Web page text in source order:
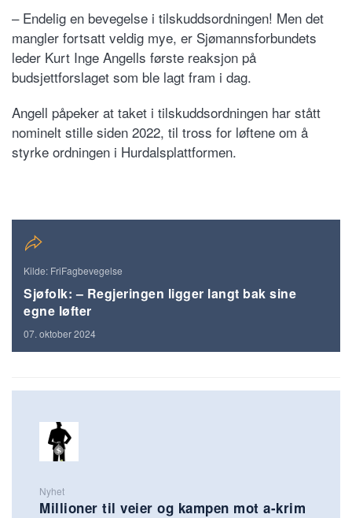
– Endelig en bevegelse i tilskuddsordningen! Men det
mangler fortsatt veldig mye, er Sjømannsforbundets
leder Kurt Inge Angells første reaksjon på
budsjettforslaget som ble lagt fram i dag.
Angell påpeker at taket i tilskuddsordningen har stått
nominelt stille siden 2022, til tross for løftene om å
styrke ordningen i Hurdalsplattformen.
Kilde: FriFagbevegelse
Sjøfolk: – Regjeringen ligger langt bak sine
egne løfter
07. oktober 2024
Nyhet
Millioner til veier og kampen mot a-krim